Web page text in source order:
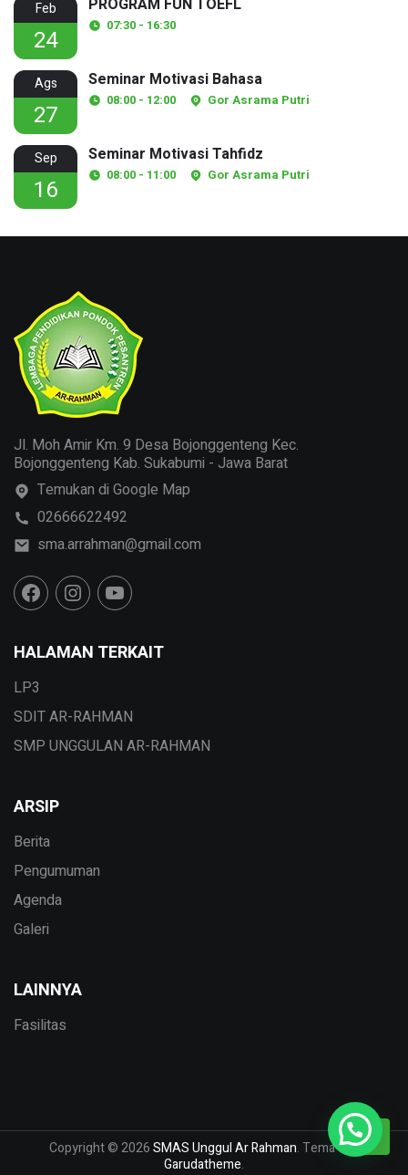
Feb
24 07:30 - 16:30
Ags
27
Seminar Motivasi Bahasa
08:00 - 12:00 Gor Asrama Putri
Sep
16
Seminar Motivasi Tahfidz
08:00 - 11:00 Gor Asrama Putri
Jl. Moh Amir Km. 9 Desa Bojonggenteng Kec.
Bojonggenteng Kab. Sukabumi - Jawa Barat
Temukan di Google Map
02666622492
sma.arrahman@gmail.com
HALAMAN TERKAIT
LP3
SDIT AR-RAHMAN
SMP UNGGULAN AR-RAHMAN
ARSIP
Berita
Pengumuman
Agenda
Galeri
LAINNYA
Fasilitas
Copyright © 2026SMAS Unggul Ar Rahman. Tema dari
Garudatheme.